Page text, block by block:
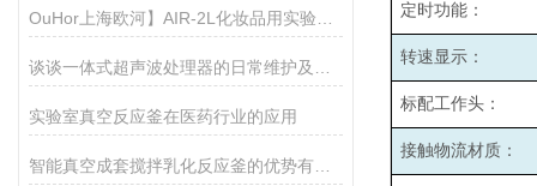
实验室真空反应釜在医药行业的应用
定时功能：
转速显示：
标配工作头：
接触物流材质：